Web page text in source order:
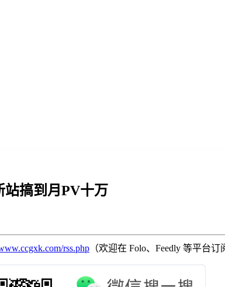
站搞到月PV十万
rss.php （欢迎在 Folo、Feedly 等平台